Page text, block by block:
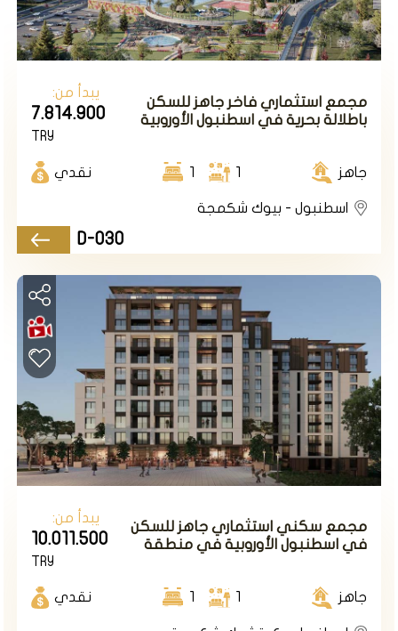
مجمع استثماري فاخر جاهز للسكن
باطلالة بحرية في اسطنبول الأوروبية
يبدأ من:
7.814.900
TRY
جاهز 1
1 نقدي
اسطنبول - بيوك شكمجة
D-030
مجمع سكني استثماري جاهز للسكن
في اسطنبول الأوروبية في منطقة
يبدأ من:
10.011.500
TRY
جاهز 1
1 نقدي